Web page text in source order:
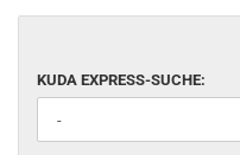
KUDA EXPRESS-SUCHE: